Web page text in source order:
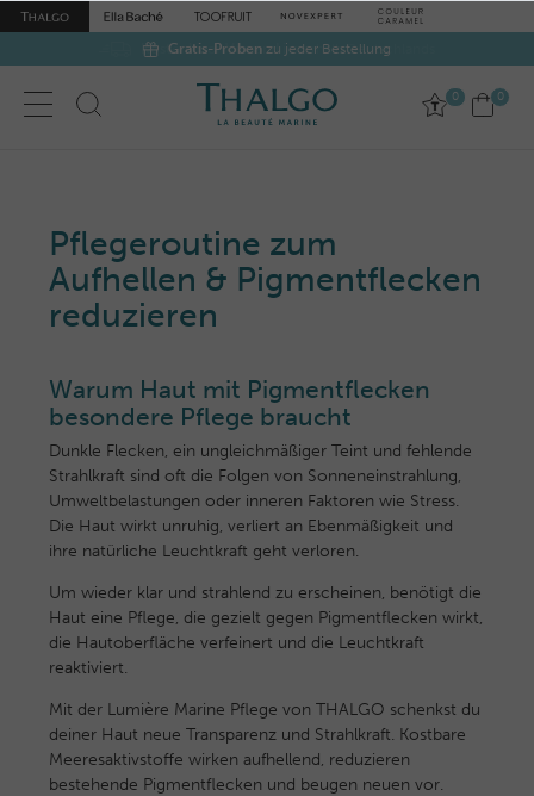
Gratis-Proben zu jeder Bestellung
0 0
Pflegeroutine zum
Aufhellen & Pigmentflecken
reduzieren
Warum Haut mit Pigmentflecken
besondere Pflege braucht
Dunkle Flecken, ein ungleichmäßiger Teint und fehlende
Strahlkraft sind oft die Folgen von Sonneneinstrahlung,
Umweltbelastungen oder inneren Faktoren wie Stress.
Die Haut wirkt unruhig, verliert an Ebenmäßigkeit und
ihre natürliche Leuchtkraft geht verloren.
Um wieder klar und strahlend zu erscheinen, benötigt die
Haut eine Pflege, die gezielt gegen Pigmentflecken wirkt,
die Hautoberfläche verfeinert und die Leuchtkraft
reaktiviert.
Mit der Lumière Marine Pflege von THALGO schenkst du
deiner Haut neue Transparenz und Strahlkraft. Kostbare
Meeresaktivstoffe wirken aufhellend, reduzieren
bestehende Pigmentflecken und beugen neuen vor.